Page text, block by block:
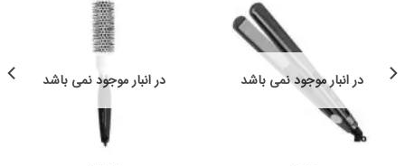
در انبار موجود نمی باشد در انبار موجود نمی باشد